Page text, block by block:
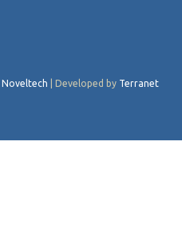
Noveltech | Developed by Terranet